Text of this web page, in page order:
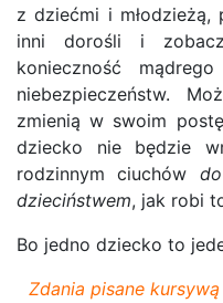
z dziećmi i młodzieżą,
inni dorośli i
konieczność
niebezpieczeństw.
zmienią w swoim
dziecko nie będzie
rodzinnym ciuchów
dzieciństwem, jak robi
Bo jedno dziecko to
Zdania pisane